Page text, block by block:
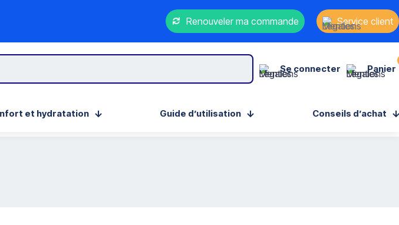
Renouveler ma commande Service client
Se connecter Panier
et hydratation Guide d’utilisation Conseils d’achat